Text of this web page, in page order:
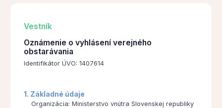
Vestník
Oznámenie o vyhlásení verejného
obstarávania
Identifikátor ÚVO: 1407614
1. Základné údaje
Organizácia: Ministerstvo vnútra Slovenskej republiky